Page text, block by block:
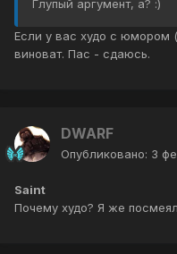
Глупый аргумент, а? :)
Если у вас худо с юмором
виноват. Пас - сдаюсь.
DWARF
Опубликовано: 3
Saint
Почему худо? Я же